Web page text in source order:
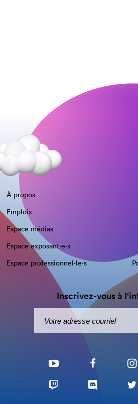
À propos
Emplois
Espace médias
Espace exposant·e⋅s
Espace professionnel·le⋅s
Inscrivez-vous à